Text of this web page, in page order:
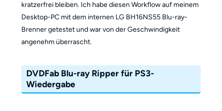
kratzerfrei bleiben. Ich habe diesen Workflow auf meinem
Desktop-PC mit dem internen LG BH16NS55 Blu-ray-
Brenner getestet und war von der Geschwindigkeit
angenehm überrascht.
DVDFab Blu-ray Ripper für PS3-
Wiedergabe